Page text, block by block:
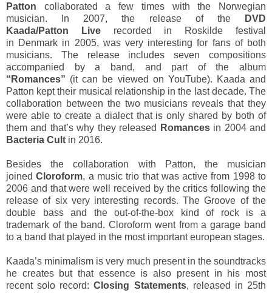
Patton collaborated a few times with the Norwegian
musician. In 2007, the release of the
DVD
Kaada/Patton Liverecorded in Roskilde festival
in Denmark in 2005, was very interesting for fans of both
musicians. The release includes seven compositions
accompanied by a band, and part of the album
“Romances” (it can be viewed on YouTube). Kaada and
Patton kept their musical relationship in the last decade. The
collaboration between the two musicians reveals that they
were able to create a dialect that is only shared by both of
them and that’s why they released
Romancesin 2004 and
Bacteria Cult in 2016.
Besides the collaboration with Patton, the musician
joinedCloroform, a music trio that was active from 1998 to
2006 and that were well received by the critics following the
release of six very interesting records. The Groove of the
double bass and the out-of-the-box kind of rock is a
trademark of the band. Cloroform went from a garage band
to a band that played in the most important european stages.
Kaada’s minimalism is very much present in the soundtracks
he creates but that essence is also present in his most
recent solo record:Closing Statements, released in 25th